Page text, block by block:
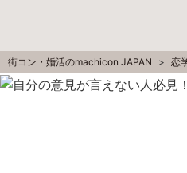
街コン・婚活のmachicon JAPAN 恋